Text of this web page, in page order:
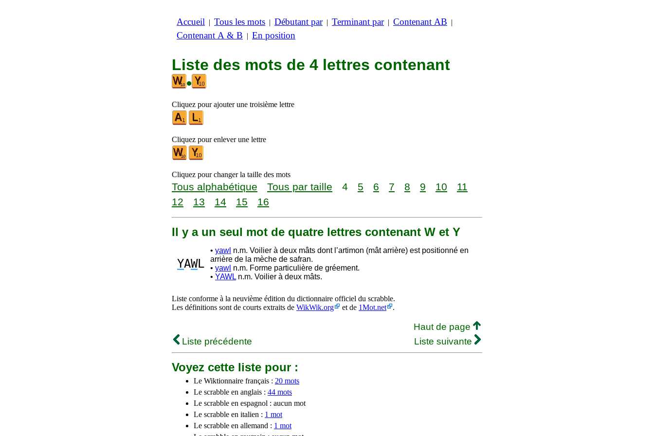
Accueil | Tous les mots | Débutant par| Terminant par| Contenant AB |
Contenant A & B | En position
Liste des mots de 4 lettres contenant
•
Cliquez pour ajouter une troisième lettre
Cliquez pour enlever une lettre
Cliquez pour changer la taille des mots
Tous alphabétique Tous par taille 4 5 6 7 8 9 10
11
12
13 14 15 16
Il y a un seul mot de quatre lettres contenant W et Y
YAWL
• yawl n.m. Voilier à deux mâts dont l’artimon (mât arrière) est positionné en
arrière de la mèche de safran.
• yawl n.m. Forme particulière de gréement.
• YAWL n.m. Voilier à deux mâts.
Liste conforme à la neuvième édition du dictionnaire officiel du scrabble.
Les définitions sont de courts extraits de WikWik.org et de 1Mot.net .
Haut de page
Liste précédente
Liste suivante
Voyez cette liste pour :
Le Wiktionnaire français : 20 mots
Le scrabble en anglais : 44 mots
Le scrabble en espagnol : aucun mot
Le scrabble en italien : 1 mot
Le scrabble en allemand : 1 mot